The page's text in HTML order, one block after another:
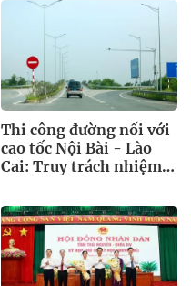
Thi công đường nối với
cao tốc Nội Bài - Lào
Cai: Truy trách nhiệm
chậm tiến độ?